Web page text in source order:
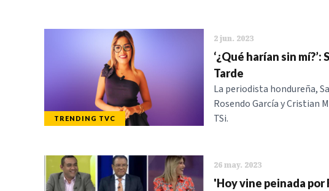
TRENDING TVC
2 jun. 2023
‘¿Qué harían sin
Tarde
La periodista hondureña,
Rosendo García y Cristian
TSi.
26 may. 2023
'Hoy vine peinada por